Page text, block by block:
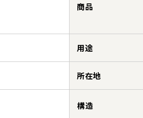
商品
用途
所在地
構造